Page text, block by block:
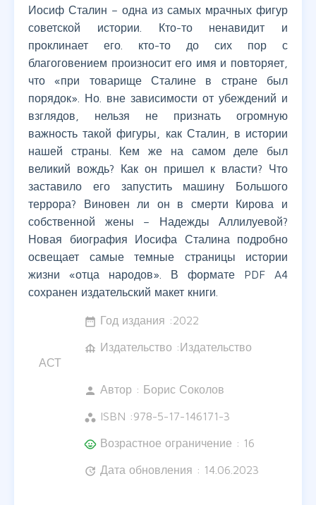
Иосиф Сталин – одна из самых мрачных фигур
советской истории. Кто-то ненавидит и
проклинает его. кто-то до сих пор с
благоговением произносит его имя и повторяет,
что «при товарище Сталине в стране был
порядок». Но. вне зависимости от убеждений и
взглядов, нельзя не признать огромную
важность такой фигуры, как Сталин, в истории
нашей страны. Кем же на самом деле был
великий вождь? Как он пришел к власти? Что
заставило его запустить машину Большого
террора? Виновен ли он в смерти Кирова и
собственной жены – Надежды Аллилуевой?
Новая биография Иосифа Сталина подробно
освещает самые темные страницы истории
жизни «отца народов». В формате PDF A4
сохранен издательский макет книги.
date_range Год издания :2022
foundation Издательство :Издательство
АСТ
person Автор : Борис Соколов
workspaces ISBN :978-5-17-146171-3
child_care Возрастное ограничение : 16
update Дата обновления : 14.06.2023